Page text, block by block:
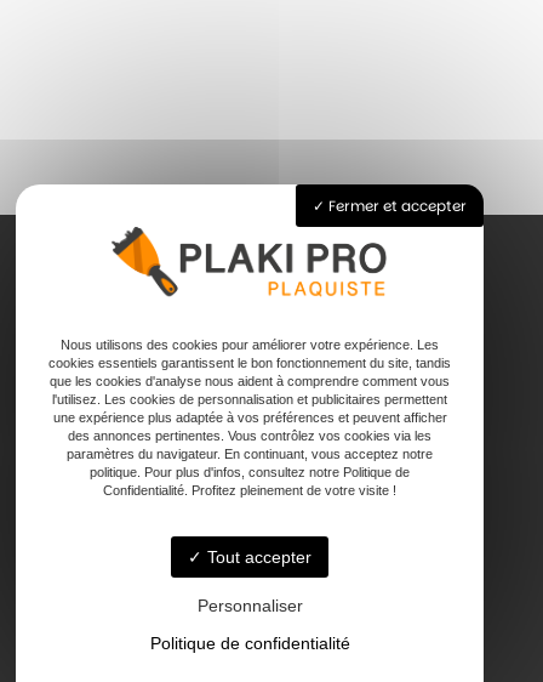
Pose de plaque de plâtre
Joints
Faux plafond
Contact
47000 Agen
Fermer et accepter
Nous utilisons des cookies pour améliorer votre expérience. Les
cookies essentiels garantissent le bon fonctionnement du site, tandis
que les cookies d'analyse nous aident à comprendre comment vous
l'utilisez. Les cookies de personnalisation et publicitaires permettent
une expérience plus adaptée à vos préférences et peuvent afficher
des annonces pertinentes. Vous contrôlez vos cookies via les
paramètres du navigateur. En continuant, vous acceptez notre
politique. Pour plus d'infos, consultez notre Politique de
Confidentialité. Profitez pleinement de votre visite !
Tout accepter
Personnaliser
Politique de confidentialité